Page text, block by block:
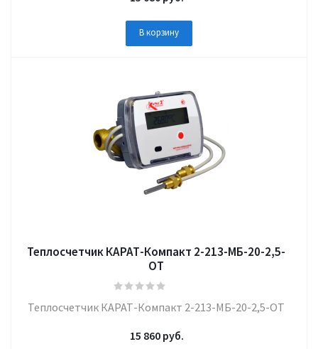
В корзину
Теплосчетчик КАРАТ-Компакт 2-213-МБ-20-2,5-
ОТ
Теплосчетчик КАРАТ-Компакт 2-213-МБ-20-2,5-ОТ
15 860руб.